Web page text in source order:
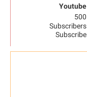
Youtube
500
Subscribers
Subscribe